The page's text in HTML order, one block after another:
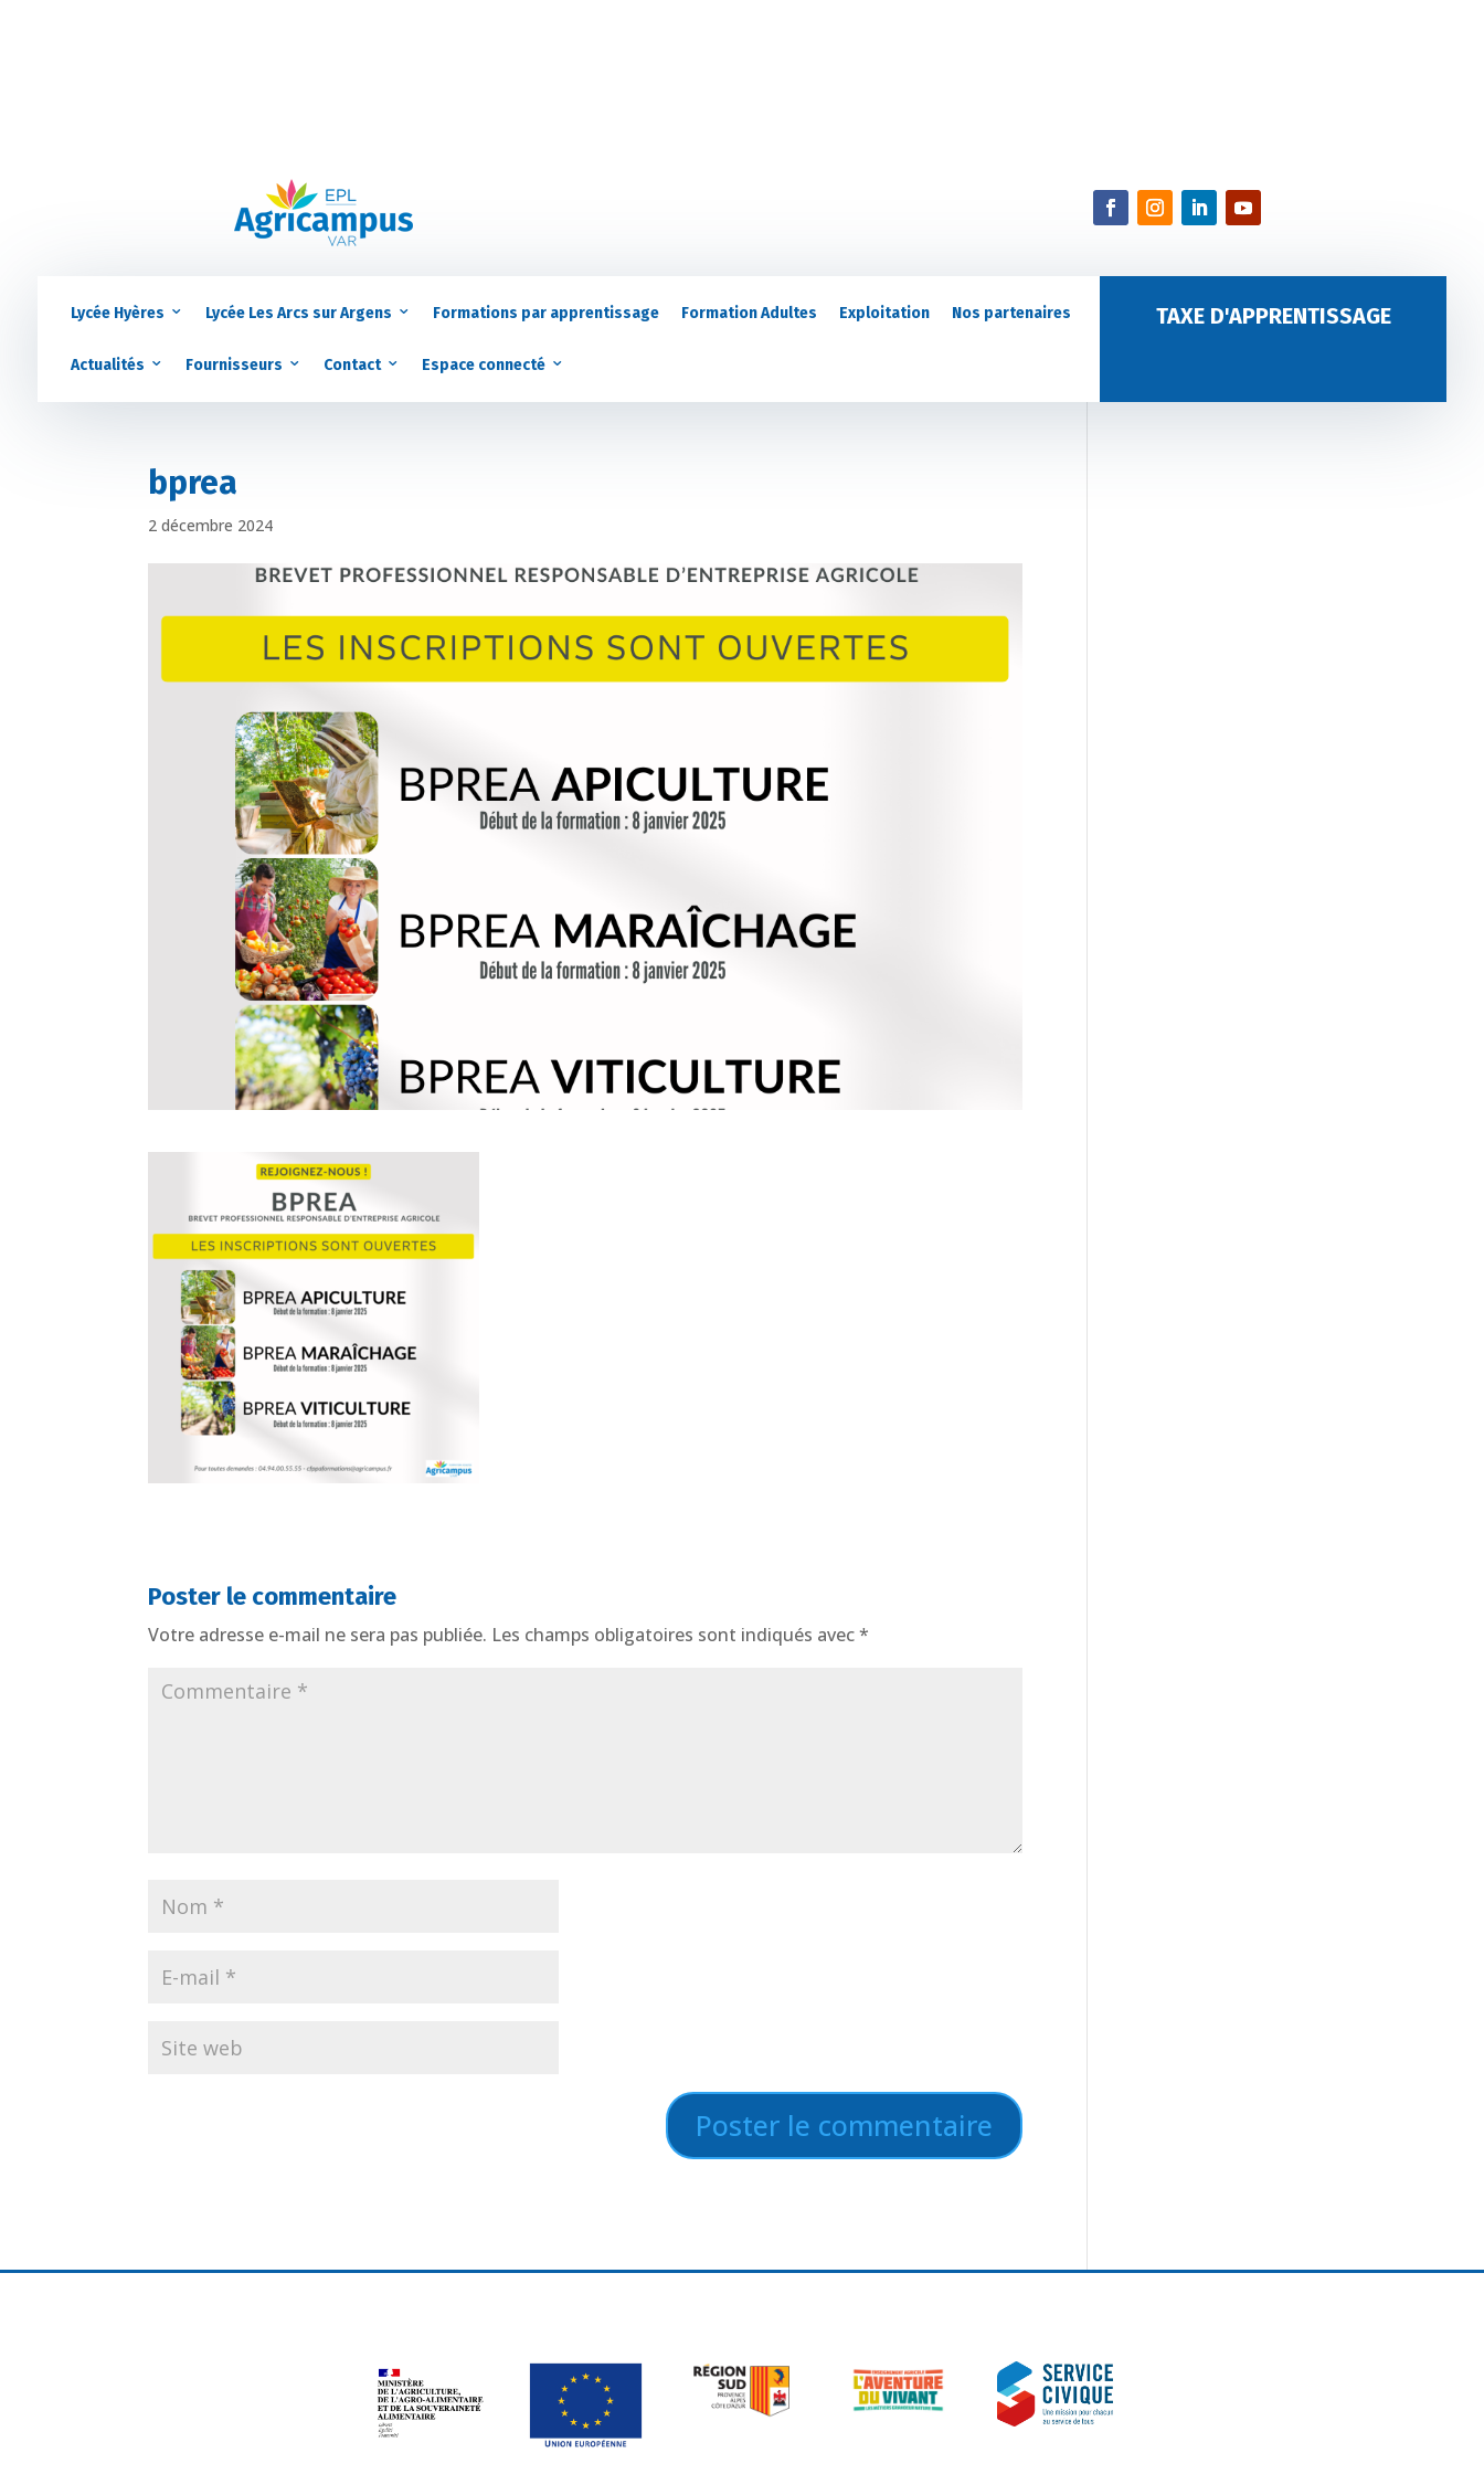
Lycée Hyères Lycée Les Arcs sur Argens Formations par apprentissage Formation Adultes Exploitation Nos partenaires
Actualités Fournisseurs Contact Espace connecté
TAXE D'APPRENTISSAGE
bprea
2 décembre 2024
Poster le commentaire
Votre adresse e-mail ne sera pas publiée. Les champs obligatoires sont indiqués avec*